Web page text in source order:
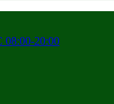
20:00